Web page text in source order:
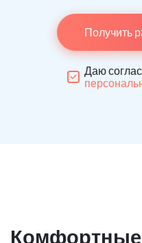
Получить
Даю
Комфортные